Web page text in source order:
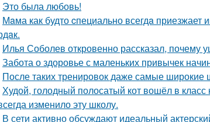
Это была любовь!
Мaма как будто cпециально всегдa приезжает
Илья Соболев откровенно рассказал, почему
Забота о здоровье с маленьких привычек
После таких тренировок даже самые широкие
Худой, голодный полосатый кот вошёл в
изменило эту школу.
В сети активно обсуждают идеальный